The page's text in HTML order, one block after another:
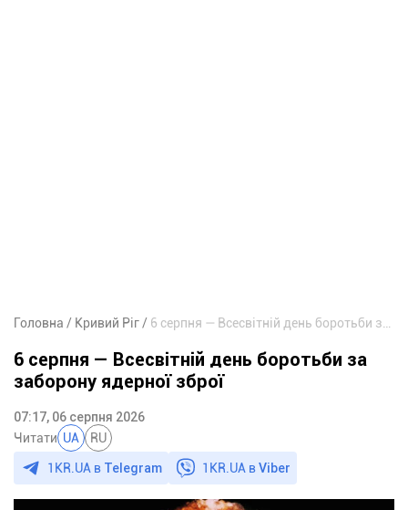
Головна Кривий Ріг
6 серпня — Всесвітній день боротьби за
заборону ядерної зброї
07:17, 06 серпня 2026
Читати UA RU
1KR.UA в Telegram 1KR.UA вViber